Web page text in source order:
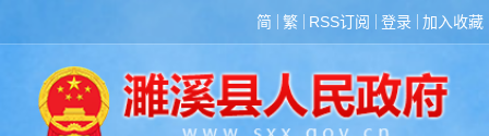
简 繁 RSS订阅 登录 加入收藏